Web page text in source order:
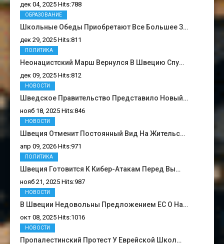
дек 04, 2025 Hits:788
Школьные Обеды Приобретают Все Большее З…
дек 29, 2025 Hits:811
ОБРАЗОВАНИЕ
Неонацистский Марш Вернулся В Швецию Спу…
дек 09, 2025 Hits:812
ПОЛИТИКА
Шведское Правительство Представило Новый…
нояб 18, 2025 Hits:846
НОВОСТИ
Швеция Отменит Постоянный Вид На Жительс…
апр 09, 2026 Hits:971
НОВОСТИ
Швеция Готовится К Кибер-Атакам Перед Вы…
нояб 21, 2025 Hits:987
ПОЛИТИКА
В Швеции Недовольны Предложением ЕС О На…
окт 08, 2025 Hits:1016
НОВОСТИ
Пропалестинский Протест У Еврейской Школ…
НОВОСТИ